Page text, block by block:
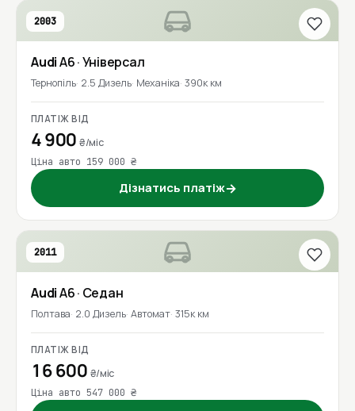
2003
AudiA6· Універсал
Тернопіль 2.5 Дизель Механіка 390к км
ПЛАТІЖ ВІД
4 900₴/міс
Ціна авто 159 000 ₴
Дізнатись платіж→
2011
AudiA6· Седан
Полтава 2.0 Дизель Автомат 315к км
ПЛАТІЖ ВІД
16 600 ₴/міс
Ціна авто 547 000 ₴